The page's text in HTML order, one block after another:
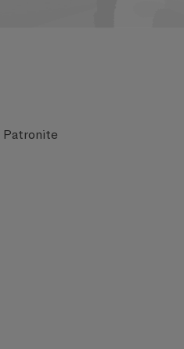
Patronite